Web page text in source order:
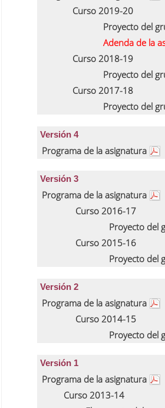
Curso 2019-20
Proyecto del
Adenda de la
Curso 2018-19
Proyecto del
Curso 2017-18
Proyecto del
Versión 4
Programa de la asignatura
Versión 3
Programa de la asignatura
Curso 2016-17
Proyecto del
Curso 2015-16
Proyecto del
Versión 2
Programa de la asignatura
Curso 2014-15
Proyecto del
Versión 1
Programa de la asignatura
Curso 2013-14